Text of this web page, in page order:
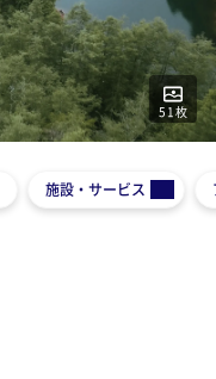
51 枚
施設・サービス